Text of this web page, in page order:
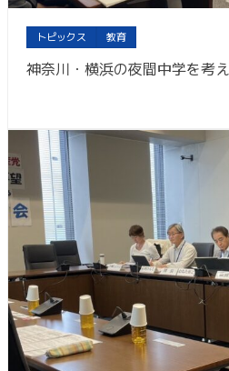
トピックス 教育
神奈川・横浜の夜間中学を考